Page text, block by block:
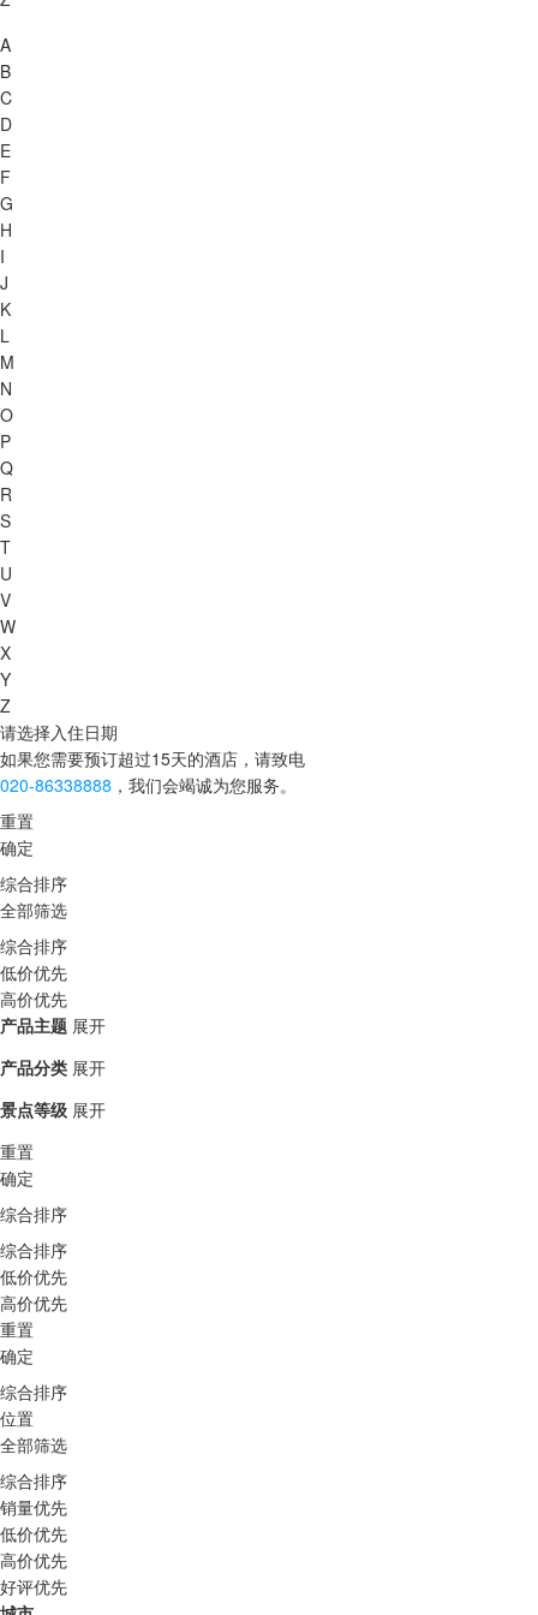
A
B
C
D
E
F
G
H
I
J
K
L
M
N
O
P
Q
R
S
T
U
V
W
X
Y
Z
请选择入住日期
如果您需要预订超过15天的酒店，请致电
020-86338888 ，我们会竭诚为您服务。
重置
确定
综合排序
全部筛选
综合排序
低价优先
高价优先
产品主题 展开
产品分类 展开
景点等级 展开
重置
确定
综合排序
综合排序
低价优先
高价优先
重置
确定
综合排序
位置
全部筛选
综合排序
销量优先
低价优先
高价优先
好评优先